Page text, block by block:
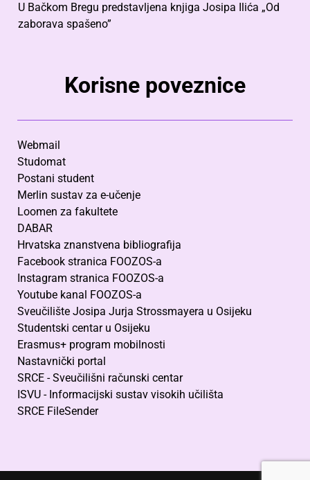
U Bačkom Bregu predstavljena knjiga Josipa Ilića „Od
zaborava spašeno”
Korisne poveznice
Webmail
Studomat
Postani student
Merlin sustav za e-učenje
Loomen za fakultete
DABAR
Hrvatska znanstvena bibliografija
Facebook stranica FOOZOS-a
Instagram stranica FOOZOS-a
Youtube kanal FOOZOS-a
Sveučilište Josipa Jurja Strossmayera u Osijeku
Studentski centar u Osijeku
Erasmus+ program mobilnosti
Nastavnički portal
SRCE - Sveučilišni računski centar
ISVU - Informacijski sustav visokih učilišta
SRCE FileSender